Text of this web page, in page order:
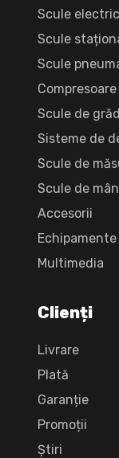
Scule
Scule
Scule
Compresoare
Scule de
Sisteme de
Scule de
Scule de
Accesorii
Multimedia
Clienți
Livrare
Plată
Garanție
Promoții
Știri